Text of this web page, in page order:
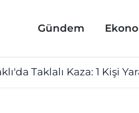
Gündem
Taklalı Kaza: 1 Kişi